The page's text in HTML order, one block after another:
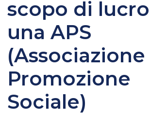
scopo di
una APS
Promozione
Sociale)